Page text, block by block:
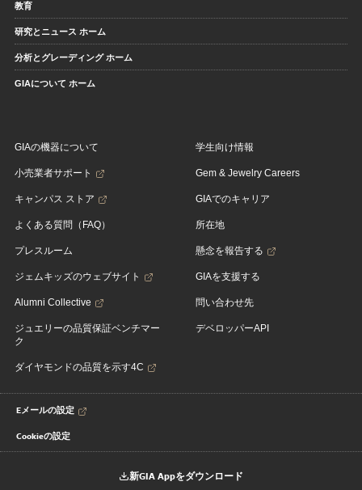
教育
研究とニュース ホーム
分析とグレーディング ホーム
GIAについて ホーム
GIAの機器について
小売業者サポート
キャンパス ストア
よくある質問（FAQ）
プレスルーム
ジェムキッズのウェブサイト
Alumni Collective
ジュエリーの品質保証ベンチマー
ク
ダイヤモンドの品質を示す4C
学生向け情報
Gem & Jewelry Careers
GIAでのキャリア
所在地
懸念を報告する
GIAを支援する
問い合わせ先
デベロッパーAPI
Eメールの設定
Cookieの設定
新GIA Appをダウンロード